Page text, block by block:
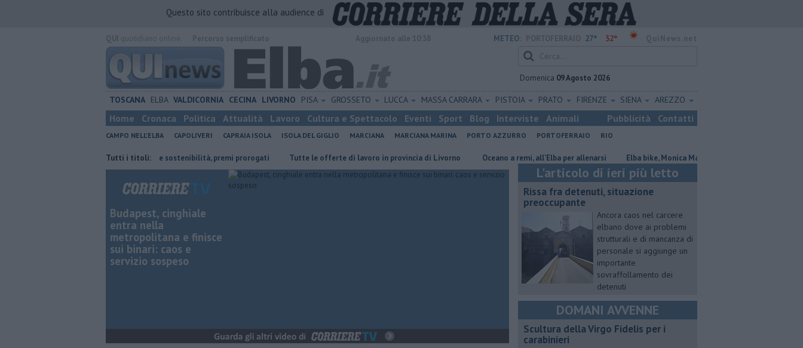
Questo sito contribuisce alla audience di
METEO: 27° 32°
Domenica 09 Agosto 2026
TOSCANA ELBA VALDICORNIA CECINA LIVORNO PISA GROSSETO LUCCA MASSA CARRARA PISTOIA PRATO FIRENZE SIENA AREZZO
Home Cronaca Politica Attualità Lavoro Cultura e Spettacolo Eventi Sport Blog Interviste Animali Pubblicità Contatti
CAMPO NELL'ELBA CAPOLIVERI CAPRAIA ISOLA ISOLA DEL GIGLIO MARCIANA MARCIANA MARINA PORTO AZZURRO PORTOFERRAIO RIO
Tutti i titoli:
Parità di genere e sostenibilità, premi prorogati ​Tutte le offerte di lavoro in provincia di Livorno Oceano a remi, all'Elba per allenarsi Elba bike, Monica Maltinti premiata dal Lions
Budapest, cinghiale
entra nella
metropolitana e finisce
sui binari: caos e
servizio sospeso
L'articolo di ieri più letto
Rissa fra detenuti, situazione
preoccupante
Ancora caos nel carcere
elbano dove ai problemi
strutturali e di mancanza di
personale si aggiunge un
importante
sovraffollamento dei
detenuti
DOMANI AVVENNE
Scultura della Virgo Fidelis per i
carabinieri